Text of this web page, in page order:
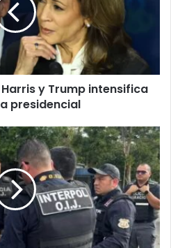
y Trump intensifica
presidencial